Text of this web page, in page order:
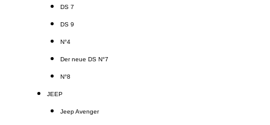
DS 7
DS 9
N°4
Der neue DS N°7
N°8
JEEP
Jeep Avenger